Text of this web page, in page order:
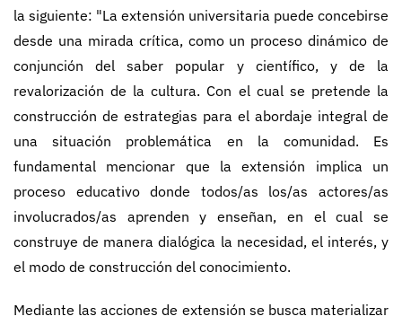
la siguiente: "La extensión universitaria puede concebirse
desde una mirada crítica, como un proceso dinámico de
conjunción del saber popular y científico, y de la
revalorización de la cultura. Con el cual se pretende la
construcción de estrategias para el abordaje integral de
una situación problemática en la comunidad. Es
fundamental mencionar que la extensión implica un
proceso educativo donde todos/as los/as actores/as
involucrados/as aprenden y enseñan, en el cual se
construye de manera dialógica la necesidad, el interés, y
el modo de construcción del conocimiento.
Mediante las acciones de extensión se busca materializar